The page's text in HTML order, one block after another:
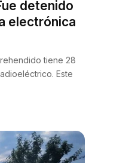
detenido
electrónica
tiene 28
Este